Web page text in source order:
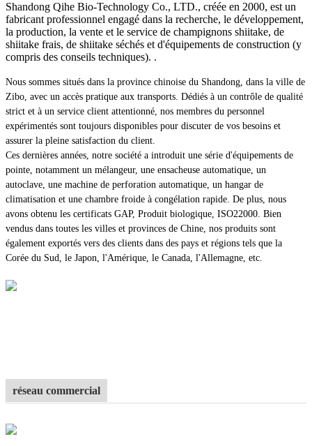
Shandong Qihe Bio-Technology Co., LTD., créée en 2000, est un
fabricant professionnel engagé dans la recherche, le développement,
la production, la vente et le service de champignons shiitake, de
shiitake frais, de shiitake séchés et d'équipements de construction (y
compris des conseils techniques). .
Nous sommes situés dans la province chinoise du Shandong, dans la ville de
Zibo, avec un accès pratique aux transports. Dédiés à un contrôle de qualité
strict et à un service client attentionné, nos membres du personnel
expérimentés sont toujours disponibles pour discuter de vos besoins et
assurer la pleine satisfaction du client.
Ces dernières années, notre société a introduit une série d'équipements de
pointe, notamment un mélangeur, une ensacheuse automatique, un
autoclave, une machine de perforation automatique, un hangar de
climatisation et une chambre froide à congélation rapide. De plus, nous
avons obtenu les certificats GAP, Produit biologique, ISO22000. Bien
vendus dans toutes les villes et provinces de Chine, nos produits sont
également exportés vers des clients dans des pays et régions tels que la
Corée du Sud, le Japon, l'Amérique, le Canada, l'Allemagne, etc.
réseau commercial